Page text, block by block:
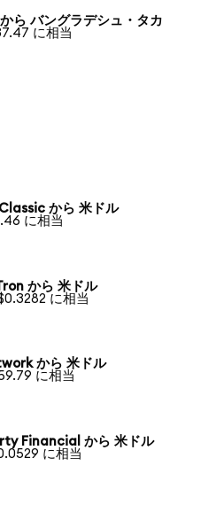
ら バングラデシュ・タカ
に相当
から 米ドル
に相当
から 米ドル
に相当
から 米ドル
に相当
Financial から 米ドル
に相当